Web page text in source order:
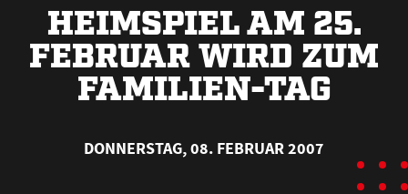
HEIMSPIEL AM 25.
FEBRUAR WIRD ZUM
FAMILIEN-TAG
DONNERSTAG, 08. FEBRUAR 2007